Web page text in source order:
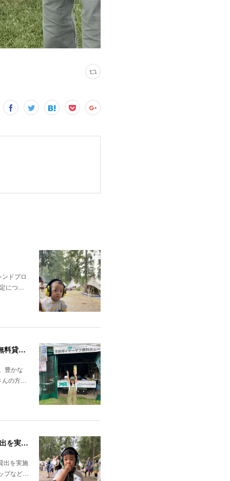
ドプロ
につ…
FUJIROCK FESTIVAL'26「7/24（金）～7/26（日）湯沢町苗場スキー場」にて子供向けイヤーマフの無料貸出しを行いました！
豊かな
んの方…
7月11日（土）・12日（日）に開催された「HAPPY FARM 2026」で、子ども向けイヤーマフの無料貸出を実施しました。
出を実施
プなど…